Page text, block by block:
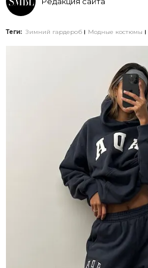
Теги: Зимний гардероб Модные костюмы